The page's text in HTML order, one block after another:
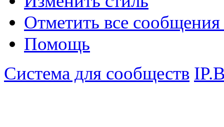
Отметить все
Помощь
Система для сообществ